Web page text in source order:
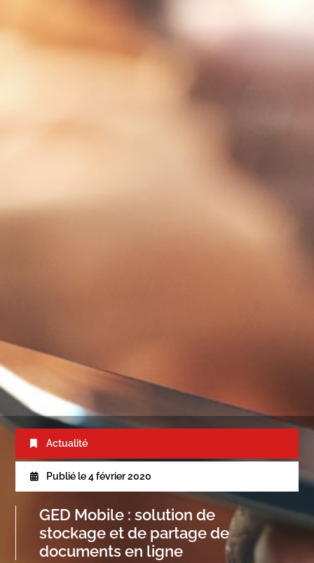
Actualité
Publié le 4 février 2020
GED Mobile : solution de
stockage et de partage de
documents en ligne